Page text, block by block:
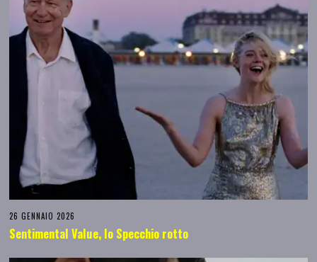
26 GENNAIO 2026
Sentimental Value, lo Specchio rotto